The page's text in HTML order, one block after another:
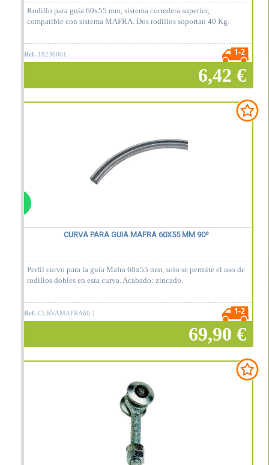
Rodillo para guía 60x55 mm, sistema corredera superior,
compatible con sistema MAFRA. Dos rodillos soportan 40 Kg.
Ref. 18236001
6,42 €
CURVA PARA GUÍA MAFRA 60X55 MM 90º
Perfil curvo para la guía Mafra 60x55 mm, solo se permite el uso de
rodillos dobles en esta curva. Acabado: zincado.
Ref. CURVAMAFRA60
69,90 €
Añadir a la cesta